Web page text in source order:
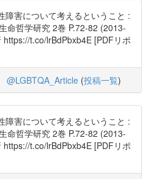
障害について考えるということ :
命哲学研究 2巻 P.72-82 (2013-
t.co/lrBdPbxb4E [PDFリポ
@LGBTQA_Article (投稿一覧)
障害について考えるということ :
命哲学研究 2巻 P.72-82 (2013-
t.co/lrBdPbxb4E [PDFリポ